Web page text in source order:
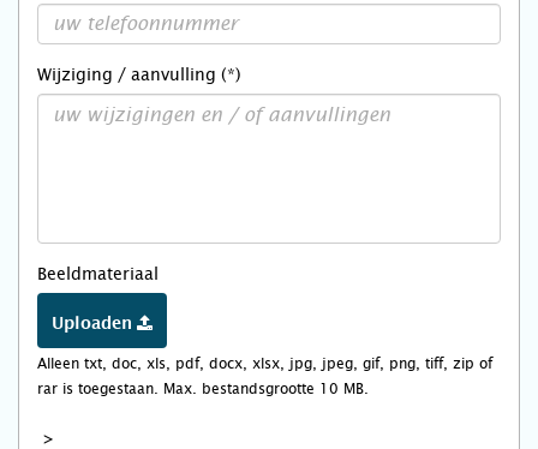
Wijziging / aanvulling (*)
Beeldmateriaal
Uploaden
Alleen txt, doc, xls, pdf, docx, xlsx, jpg, jpeg, gif, png, tiff, zip of
rar is toegestaan. Max. bestandsgrootte 10 MB.
>